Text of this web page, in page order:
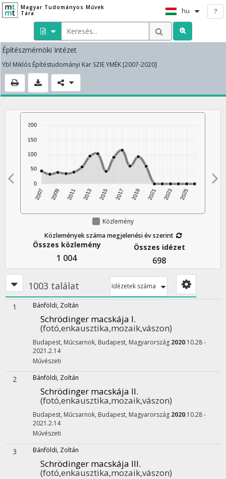
Magyar Tudományos Művek
Tára
hu ?
Építészmérnöki Intézet
Ybl Miklós Építéstudományi Kar SZIE YMÉK [2007-2020]
Közlemény
Közlemények száma megjelenési év szerint
Összes közlemény
1 004
Összes idézet
698
1003 találat Idézetek száma
1 Bánföldi, Zoltán
Schrödinger macskája I.
(fotó,enkausztika,mozaik,vászon)
Budapest, Műcsarnok, Budapest, Magyarország 2020.10.28 -
2021.2.14
Művészeti
2 Bánföldi, Zoltán
Schrödinger macskája II.
(fotó,enkausztika,mozaik,vászon)
Budapest, Műcsarnok, Budapest, Magyarország 2020.10.28 -
2021.2.14
Művészeti
3 Bánföldi, Zoltán
Schrödinger macskája III.
(fotó,enkausztika,mozaik,vászon)